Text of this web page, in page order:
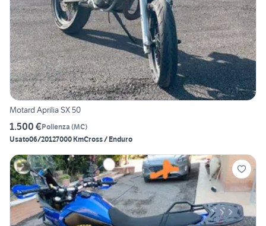
Motard Aprilia SX 50
1.500 €Pollenza (MC)
Usato06/20127000 KmCross / Enduro